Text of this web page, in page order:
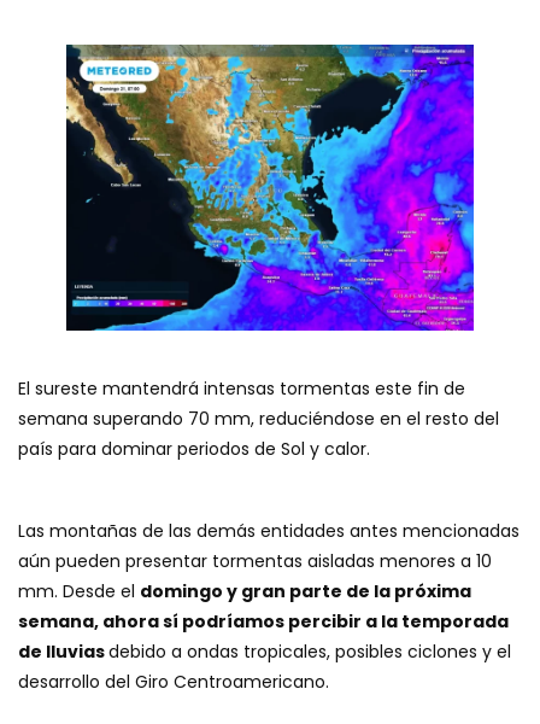
El sureste mantendrá intensas tormentas este fin de
semana superando 70 mm, reduciéndose en el resto del
país para dominar periodos de Sol y calor.
Las montañas de las demás entidades antes mencionadas
aún pueden presentar tormentas aisladas menores a 10
mm. Desde el domingo y gran parte de la próxima
semana, ahora sí podríamos percibir a la temporada
de lluviasdebido a ondas tropicales, posibles ciclones y el
desarrollo del Giro Centroamericano.